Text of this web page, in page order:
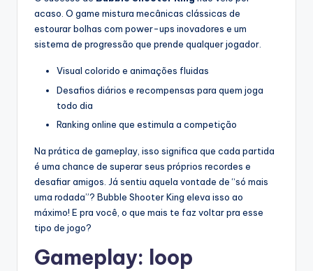
acaso. O game mistura mecânicas clássicas de
estourar bolhas com power-ups inovadores e um
sistema de progressão que prende qualquer jogador.
Visual colorido e animações fluidas
Desafios diários e recompensas para quem joga
todo dia
Ranking online que estimula a competição
Na prática de gameplay, isso significa que cada partida
é uma chance de superar seus próprios recordes e
desafiar amigos. Já sentiu aquela vontade de “só mais
uma rodada”? Bubble Shooter King eleva isso ao
máximo! E pra você, o que mais te faz voltar pra esse
tipo de jogo?
Gameplay: loop